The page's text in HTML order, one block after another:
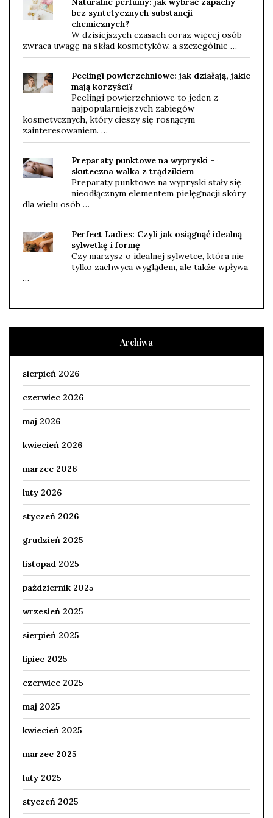
bez syntetycznych substancji
chemicznych?
W dzisiejszych czasach coraz więcej osób
zwraca uwagę na skład kosmetyków, a szczególnie …
Peelingi powierzchniowe: jak działają, jakie
mają korzyści?
Peelingi powierzchniowe to jeden z
najpopularniejszych zabiegów
kosmetycznych, który cieszy się rosnącym
zainteresowaniem. …
Preparaty punktowe na wypryski –
skuteczna walka z trądzikiem
Preparaty punktowe na wypryski stały się
nieodłącznym elementem pielęgnacji skóry
dla wielu osób …
Perfect Ladies: Czyli jak osiągnąć idealną
sylwetkę i formę
Czy marzysz o idealnej sylwetce, która nie
tylko zachwyca wyglądem, ale także wpływa
…
Archiwa
sierpień 2026
czerwiec 2026
maj 2026
kwiecień 2026
marzec 2026
luty 2026
styczeń 2026
grudzień 2025
listopad 2025
październik 2025
wrzesień 2025
sierpień 2025
lipiec 2025
czerwiec 2025
maj 2025
kwiecień 2025
marzec 2025
luty 2025
styczeń 2025